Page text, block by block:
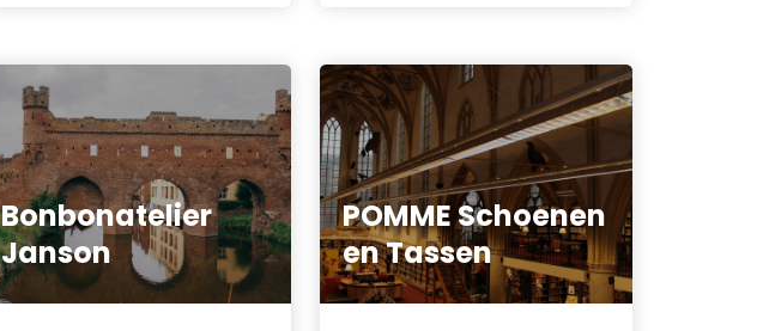
Bonbonatelier
Janson
POMME Schoenen
en Tassen